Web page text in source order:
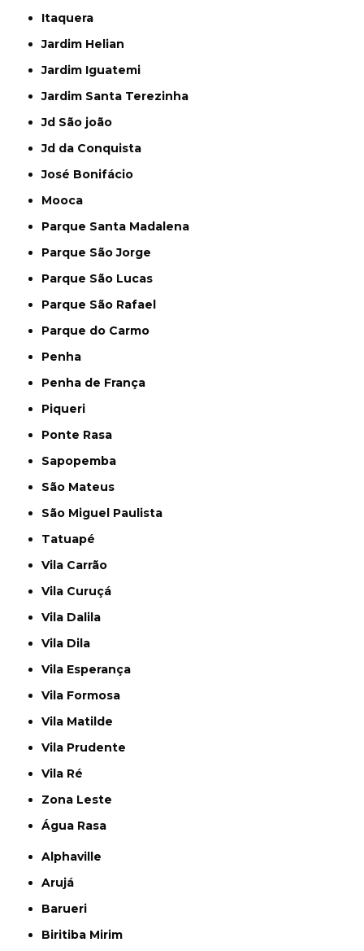
Itaquera
Jardim Helian
Jardim Iguatemi
Jardim Santa Terezinha
Jd São joão
Jd da Conquista
José Bonifácio
Mooca
Parque Santa Madalena
Parque São Jorge
Parque São Lucas
Parque São Rafael
Parque do Carmo
Penha
Penha de França
Piqueri
Ponte Rasa
Sapopemba
São Mateus
São Miguel Paulista
Tatuapé
Vila Carrão
Vila Curuçá
Vila Dalila
Vila Dila
Vila Esperança
Vila Formosa
Vila Matilde
Vila Prudente
Vila Ré
Zona Leste
Água Rasa
Alphaville
Arujá
Barueri
Biritiba Mirim